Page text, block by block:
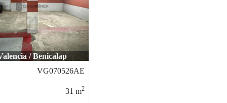
Valencia / Benicalap
VG140126PG
33m